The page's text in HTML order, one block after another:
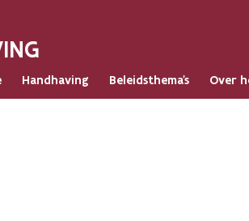
Handhaving Beleidsthema's Over